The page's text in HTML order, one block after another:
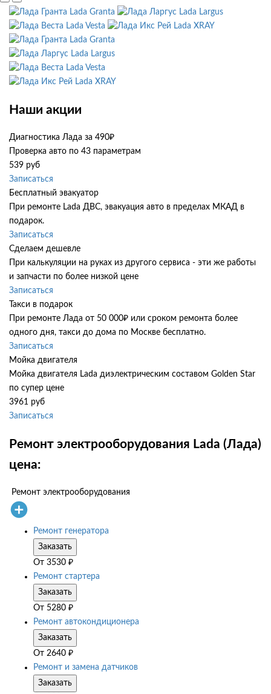
Lada Granta
Lada Largus
Lada Vesta
Lada XRAY
Lada Granta
Lada Largus
Lada Vesta
Lada XRAY
Наши акции
Диагностика Лада за 490₽
Проверка авто по 43 параметрам
539 руб
Записаться
Бесплатный эвакуатор
При ремонте Lada ДВС, эвакуация авто в пределах МКАД в
подарок.
Записаться
Сделаем дешевле
При калькуляции на руках из другого сервиса - эти же работы
и запчасти по более низкой цене
Записаться
Такси в подарок
При ремонте Лада от 50 000₽ или сроком ремонта более
одного дня, такси до дома по Москве бесплатно.
Записаться
Мойка двигателя
Мойка двигателя Lada диэлектрическим составом Golden Star
по супер цене
3961 руб
Записаться
Ремонт электрооборудования Lada (Лада)
цена:
Ремонт электрооборудования
Ремонт генератора
Заказать
От 3530 ₽
Ремонт стартера
Заказать
От 5280 ₽
Ремонт автокондиционера
Заказать
От 2640 ₽
Ремонт и замена датчиков
Заказать